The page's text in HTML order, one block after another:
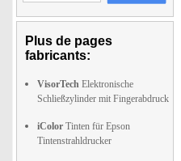
Plus de pages
fabricants:
VisorTech Elektronische
Schließzylinder mit Fingerabdruck
iColor Tinten für Epson
Tintenstrahldrucker